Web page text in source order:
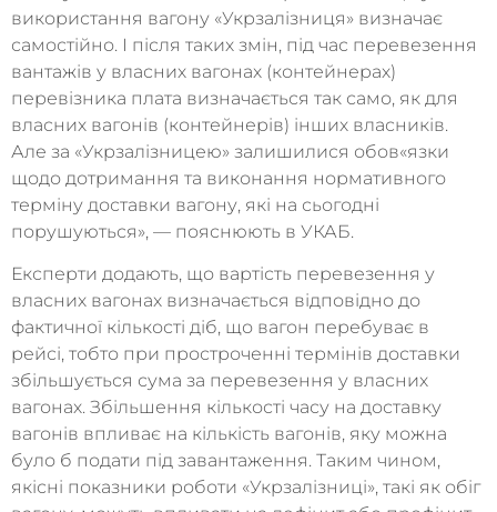
використання вагону «Укрзалізниця» визначає
самостійно. І після таких змін, під час перевезення
вантажів у власних вагонах (контейнерах)
перевізника плата визначається так само, як для
власних вагонів (контейнерів) інших власників.
Але за «Укрзалізницею» залишилися обов«язки
щодо дотримання та виконання нормативного
терміну доставки вагону, які на сьогодні
порушуються», — пояснюють в УКАБ.
Експерти додають, що вартість перевезення у
власних вагонах визначається відповідно до
фактичної кількості діб, що вагон перебуває в
рейсі, тобто при простроченні термінів доставки
збільшується сума за перевезення у власних
вагонах. Збільшення кількості часу на доставку
вагонів впливає на кількість вагонів, яку можна
було б подати під завантаження. Таким чином,
якісні показники роботи «Укрзалізниці», такі як обіг